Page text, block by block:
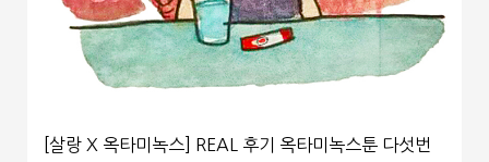
[살랑 X 옥타미녹스] REAL 후기 옥타미녹스툰 다섯번